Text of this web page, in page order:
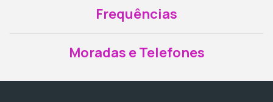
Frequências
Moradas e Telefones